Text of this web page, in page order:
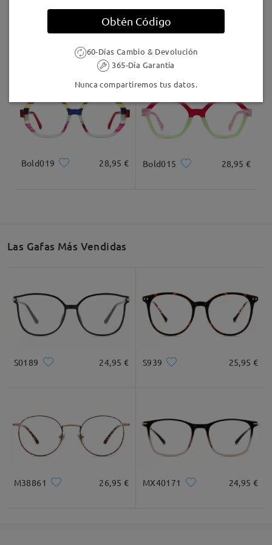
27,95 € Bold002
Bold019 28,95 € Bold015 28,95 €
Las Gafas Más Vendidas
S0189 24,95 € S939 25,95 €
M38861 26,95 € MX40171 24,95 €
Obtén Código
60-Días Cambio & Devolución
365-Día Garantía
Nunca compartiremos tus datos.